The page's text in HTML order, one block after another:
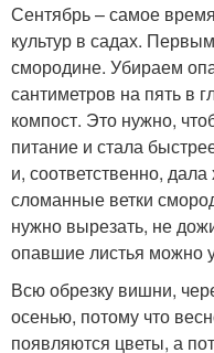
Сентябрь – самое
культур в садах.
смородине. Убираем
сантиметров на пять в
компост. Это нужно,
питание и стала
и, соответственно,
сломанные ветки
нужно вырезать, не
опавшие листья можно
Всю обрезку вишни,
осенью, потому что
появляются цветы, а